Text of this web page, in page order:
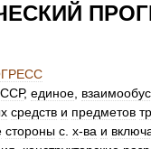
, единое
средств и предметов
стороны с х-ва и